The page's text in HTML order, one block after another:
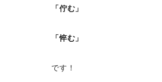
「佇む」
「悴む」
です！